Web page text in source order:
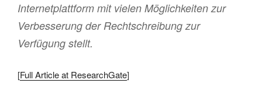
Internetplattform mit vielen Möglichkeiten zur
Verbesserung der Rechtschreibung zur
Verfügung stellt.
[Full Article at ResearchGate]